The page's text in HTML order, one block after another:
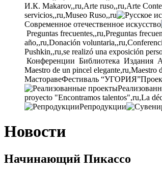
И.К. Makarov,,ru,Arte ruso,,ru,Arte
servicios,,ru,Museo Ruso,,ru
Современное отечественное искусство
Preguntas frecuentes,,ru,Preguntas
año,,ru,Donación
Pushkin,,ru,se realizó una exposición
Конференции Библиотека Издания
Maestro de un pincel elegante,ru,Maestro
МасторавеФестиваль “УГОРИЯ”
proyecto "Encontramos talentos",ru,La
Репродукции
Новости
Начинающий Пикассо